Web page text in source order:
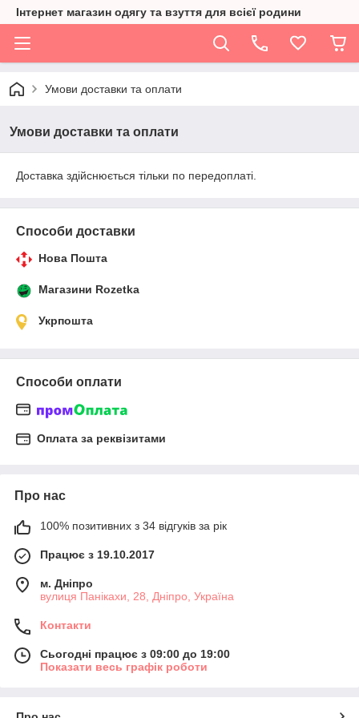
Інтернет магазин одягу та взуття для всієї родини
Умови доставки та оплати
Умови доставки та оплати
Доставка здійснюється тільки по передоплаті.
Способи доставки
Нова Пошта
Магазини Rozetka
Укрпошта
Способи оплати
Оплата за реквізитами
Про нас
100% позитивних з 34 відгуків за рік
Працює з 19.10.2017
м. Дніпро
вулиця Панікахи, 28, Дніпро, Україна
Контакти
Сьогодні працює з 09:00 до 19:00
Показати весь графік роботи